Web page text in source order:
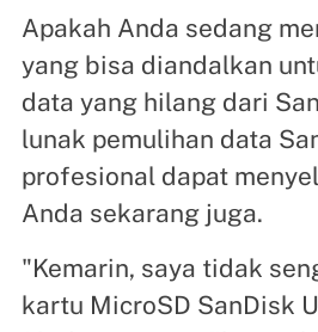
Apakah Anda sedang
yang bisa diandalkan
data yang hilang dari
lunak pemulihan data
profesional dapat
Anda sekarang juga.
"Kemarin, saya tidak
kartu MicroSD SanDisk